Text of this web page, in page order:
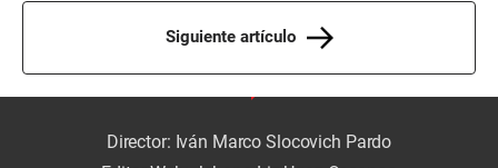
Siguiente artículo
Director: Iván Marco Slocovich Pardo